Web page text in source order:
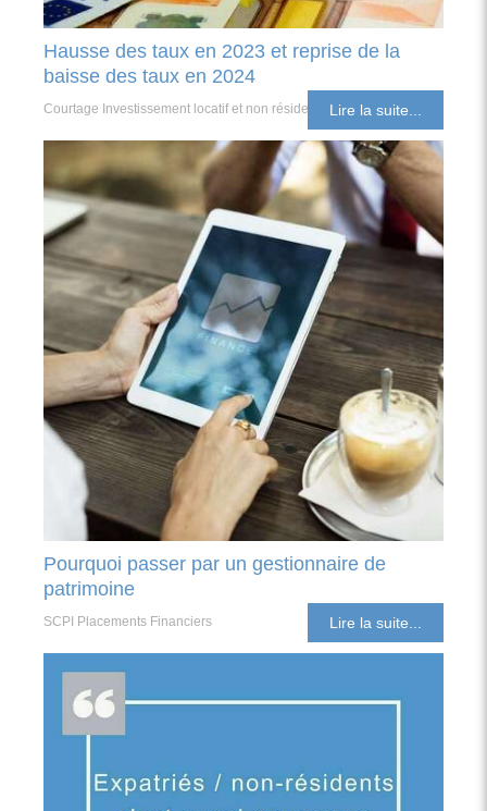
Hausse des taux en 2023 et reprise de la
baisse des taux en 2024
Courtage Investissement locatif et non résident Lire la suite...
Pourquoi passer par un gestionnaire de
patrimoine
SCPI Placements Financiers Lire la suite...